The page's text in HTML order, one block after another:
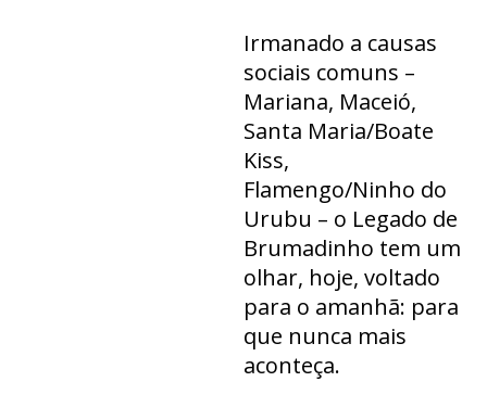
Irmanado a causas
sociais comuns –
Mariana, Maceió,
Santa Maria/Boate
Kiss,
Flamengo/Ninho do
Urubu – o Legado de
Brumadinho tem um
olhar, hoje, voltado
para o amanhã: para
que nunca mais
aconteça.